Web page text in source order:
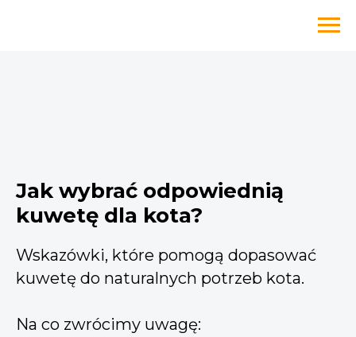
Jak wybrać odpowiednią
kuwetę dla kota?
Wskazówki, które pomogą dopasować
kuwetę do naturalnych potrzeb kota.
Na co zwrócimy uwagę: